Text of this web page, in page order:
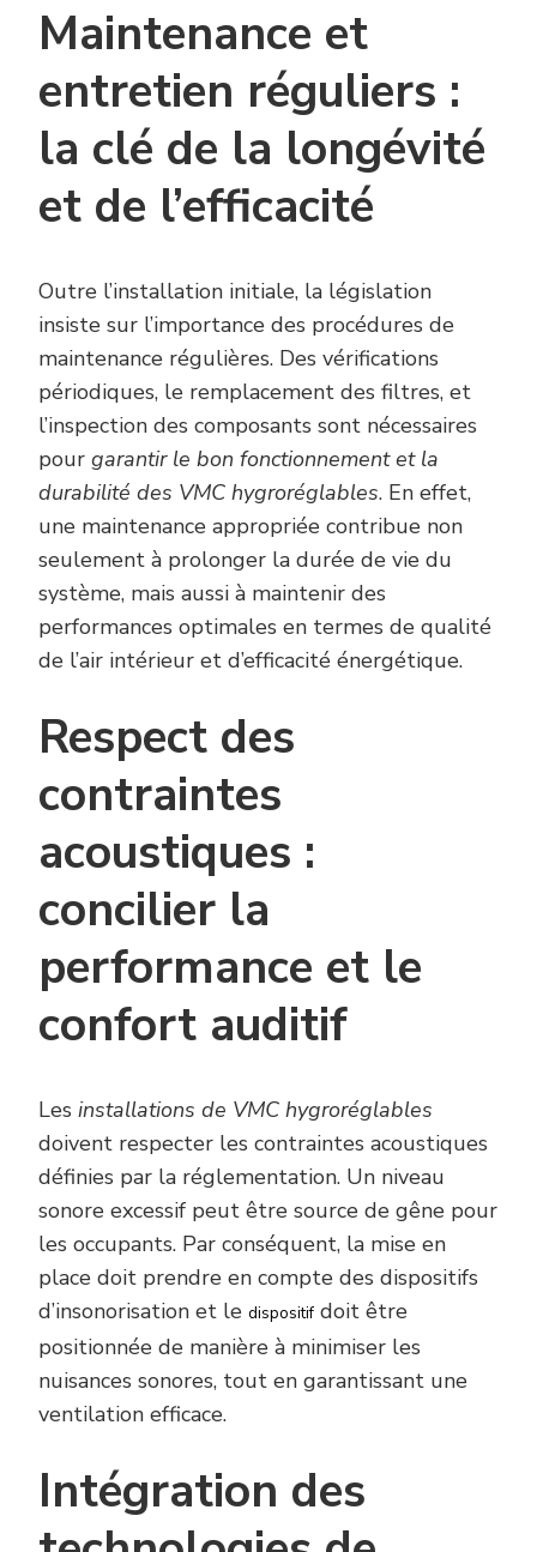
Maintenance et
entretien réguliers :
la clé de la longévité
et de l’efficacité
Outre l’installation initiale, la législation
insiste sur l’importance des procédures de
maintenance régulières. Des vérifications
périodiques, le remplacement des filtres, et
l’inspection des composants sont nécessaires
pour garantir le bon fonctionnement et la
durabilité des VMC hygroréglables. En effet,
une maintenance appropriée contribue non
seulement à prolonger la durée de vie du
système, mais aussi à maintenir des
performances optimales en termes de qualité
de l’air intérieur et d’efficacité énergétique.
Respect des
contraintes
acoustiques :
concilier la
performance et le
confort auditif
Les installations de VMC hygroréglables
doivent respecter les contraintes acoustiques
définies par la réglementation. Un niveau
sonore excessif peut être source de gêne pour
les occupants. Par conséquent, la mise en
place doit prendre en compte des dispositifs
d’insonorisation et le dispositif doit être
positionnée de manière à minimiser les
nuisances sonores, tout en garantissant une
ventilation efficace.
Intégration des